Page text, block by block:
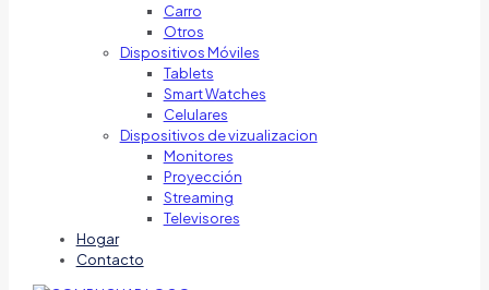
Carro
Otros
Dispositivos Móviles
Tablets
Smart Watches
Celulares
Dispositivos de vizualizacion
Monitores
Proyección
Streaming
Televisores
Hogar
Contacto